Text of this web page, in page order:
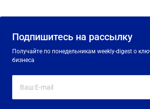
Подпишитесь на рассылку
Получайте по понедельникам weekly-digest о
бизнеса